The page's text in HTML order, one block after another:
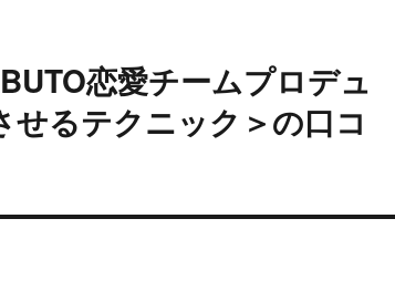
恋愛チームプロデュ
せるテクニック＞の口コ